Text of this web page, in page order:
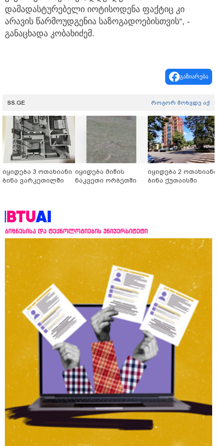
დამადასტურებელი იოტისოდენა ფაქტიც კი
არავის წარმოუდგენია საზოგადოებისთვის“, -
განაცხადა კობახიძემ.
გაზიარება
SS.GE როგორ მოხვდე აქ
იყიდება 3 ოთახიანი
ბინა ვარკეთილში
იყიდება მიწის
ნაკვეთი ორბეთში
იყიდება 2 ოთახიანი
ბინა ქუთაისში
ბიზნესისა და ტექნოლოგიების უნივერსიტეტი